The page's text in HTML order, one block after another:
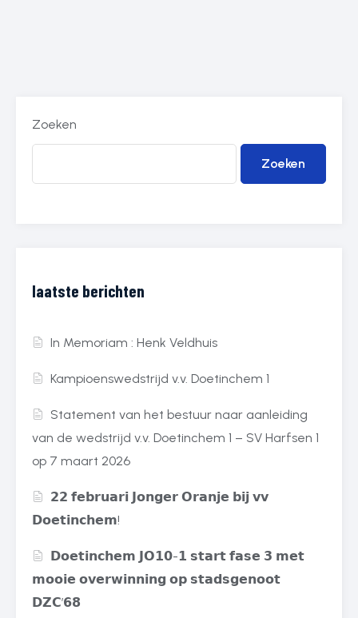
Zoeken
Zoeken
laatste berichten
In Memoriam : Henk Veldhuis
Kampioenswedstrijd v.v. Doetinchem 1
Statement van het bestuur naar aanleiding
van de wedstrijd v.v. Doetinchem 1 – SV Harfsen 1
op 7 maart 2026
𝟮𝟮 𝗳𝗲𝗯𝗿𝘂𝗮𝗿𝗶 𝗝𝗼𝗻𝗴𝗲𝗿 𝗢𝗿𝗮𝗻𝗷𝗲 𝗯𝗶𝗷 𝘃𝘃
𝗗𝗼𝗲𝘁𝗶𝗻𝗰𝗵𝗲𝗺!
𝗗𝗼𝗲𝘁𝗶𝗻𝗰𝗵𝗲𝗺 𝗝𝗢𝟭𝟬-𝟭 𝘀𝘁𝗮𝗿𝘁 𝗳𝗮𝘀𝗲 𝟯 𝗺𝗲𝘁
𝗺𝗼𝗼𝗶𝗲 𝗼𝘃𝗲𝗿𝘄𝗶𝗻𝗻𝗶𝗻𝗴 𝗼𝗽 𝘀𝘁𝗮𝗱𝘀𝗴𝗲𝗻𝗼𝗼𝘁
𝗗𝗭𝗖’𝟲𝟴